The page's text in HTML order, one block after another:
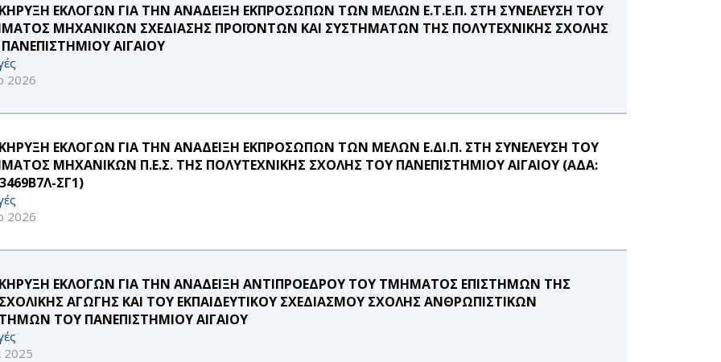
ΕΚΛΟΓΩΝ ΓΙΑ ΤΗΝ ΑΝΑΔΕΙΞΗ ΕΚΠΡΟΣΩΠΩΝ ΤΩΝ ΜΕΛΩΝ Ε.Τ.Ε.Π. ΣΤΗ ΣΥΝΕΛΕΥΣΗ ΤΟΥ
ΜΗΧΑΝΙΚΩΝ ΣΧΕΔΙΑΣΗΣ ΠΡΟΪΟΝΤΩΝ ΚΑΙ ΣΥΣΤΗΜΑΤΩΝ ΤΗΣ ΠΟΛΥΤΕΧΝΙΚΗΣ ΣΧΟΛΗΣ
ΑΙΓΑΙΟΥ
2026
ΕΚΛΟΓΩΝ ΓΙΑ ΤΗΝ ΑΝΑΔΕΙΞΗ ΕΚΠΡΟΣΩΠΩΝ ΤΩΝ ΜΕΛΩΝ Ε.ΔΙ.Π. ΣΤΗ ΣΥΝΕΛΕΥΣΗ ΤΟΥ
ΜΗΧΑΝΙΚΩΝ Π.Ε.Σ. ΤΗΣ ΠΟΛΥΤΕΧΝΙΚΗΣ ΣΧΟΛΗΣ ΤΟΥ ΠΑΝΕΠΙΣΤΗΜΙΟΥ ΑΙΓΑΙΟΥ (ΑΔΑ:
ΣΓ1)
2026
ΕΚΛΟΓΩΝ ΓΙΑ ΤΗΝ ΑΝΑΔΕΙΞΗ ΑΝΤΙΠΡΟΕΔΡΟΥ ΤΟΥ ΤΜΗΜΑΤΟΣ ΕΠΙΣΤΗΜΩΝ ΤΗΣ
ΑΓΩΓΗΣ ΚΑΙ ΤΟΥ ΕΚΠΑΙΔΕΥΤΙΚΟΥ ΣΧΕΔΙΑΣΜΟΥ ΣΧΟΛΗΣ ΑΝΘΡΩΠΙΣΤΙΚΩΝ
ΤΟΥ ΠΑΝΕΠΙΣΤΗΜΙΟΥ ΑΙΓΑΙΟΥ
2025